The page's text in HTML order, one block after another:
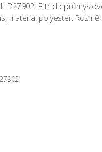
D27902. Filtr do
materiál polyester.